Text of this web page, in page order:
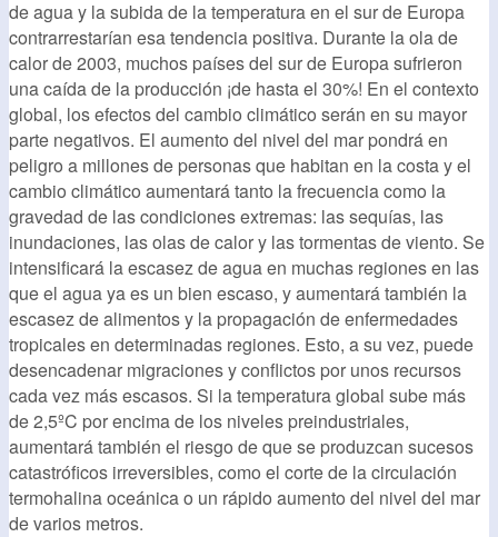
de agua y la subida de la temperatura en el sur de Europa
contrarrestarían esa tendencia positiva. Durante la ola de
calor de 2003, muchos países del sur de Europa sufrieron
una caída de la producción ¡de hasta el 30%! En el contexto
global, los efectos del cambio climático serán en su mayor
parte negativos. El aumento del nivel del mar pondrá en
peligro a millones de personas que habitan en la costa y el
cambio climático aumentará tanto la frecuencia como la
gravedad de las condiciones extremas: las sequías, las
inundaciones, las olas de calor y las tormentas de viento. Se
intensificará la escasez de agua en muchas regiones en las
que el agua ya es un bien escaso, y aumentará también la
escasez de alimentos y la propagación de enfermedades
tropicales en determinadas regiones. Esto, a su vez, puede
desencadenar migraciones y conflictos por unos recursos
cada vez más escasos. Si la temperatura global sube más
de 2,5ºC por encima de los niveles preindustriales,
aumentará también el riesgo de que se produzcan sucesos
catastróficos irreversibles, como el corte de la circulación
termohalina oceánica o un rápido aumento del nivel del mar
de varios metros.